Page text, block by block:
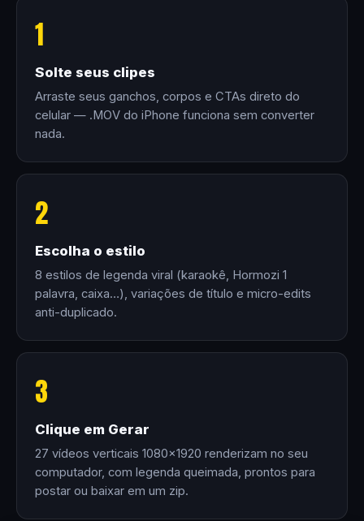
1
Solte seus clipes
Arraste seus ganchos, corpos e CTAs direto do
celular — .MOV do iPhone funciona sem converter
nada.
2
Escolha o estilo
8 estilos de legenda viral (karaokê, Hormozi 1
palavra, caixa…), variações de título e micro-edits
anti-duplicado.
3
Clique em Gerar
27 vídeos verticais 1080×1920 renderizam no seu
computador, com legenda queimada, prontos para
postar ou baixar em um zip.